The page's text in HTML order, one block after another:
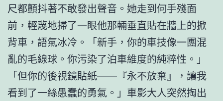
尺都顫抖著不敢發出聲音。她走到何手殘面
前，輕蔑地掃了一眼他那輛垂直貼在牆上的掀
背車，語氣冰冷。「新手，你的車技像一團混
亂的毛線球。你污染了泊車維度的純粹性。」
「但你的後視鏡貼紙——『永不放棄』，讓我
看到了一絲愚蠢的勇氣。」車影大人突然掏出